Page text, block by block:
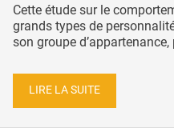
Cette étude sur le
grands types de
son groupe d’appartenance,
LIRE LA SUITE